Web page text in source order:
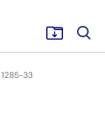
1285-33